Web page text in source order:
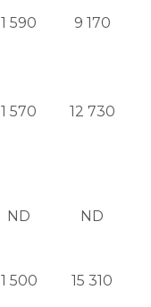
1 590 9 170
1 570 12 730
ND ND
1 500 15 310